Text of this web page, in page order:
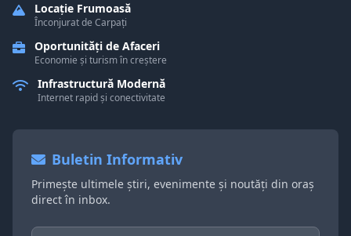
Locație Frumoasă
Înconjurat de Carpați
Oportunități de Afaceri
Economie și turism în creștere
Infrastructură Modernă
Internet rapid și conectivitate
Buletin Informativ
Primește ultimele știri, evenimente și noutăți din oraș
direct în inbox.